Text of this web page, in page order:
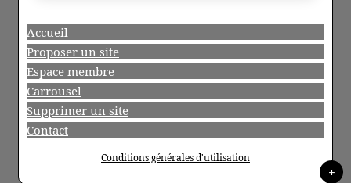
Accueil
Proposer un site
Espace membre
Carrousel
Supprimer un site
Contact
Conditions générales d'utilisation
+